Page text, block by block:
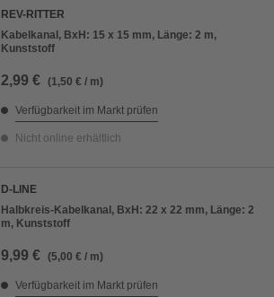
REV-RITTER
Kabelkanal, BxH: 15 x 15 mm, Länge: 2 m,
Kunststoff
2,99 € (1,50 € / m)
Verfügbarkeit im Markt prüfen
Nicht online erhältlich
D-LINE
Halbkreis-Kabelkanal, BxH: 22 x 22 mm, Länge: 2
m, Kunststoff
9,99 € (5,00 € / m)
Verfügbarkeit im Markt prüfen